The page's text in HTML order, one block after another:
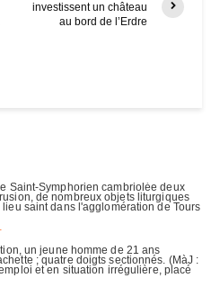
investissent un château
au bord de l’Erdre